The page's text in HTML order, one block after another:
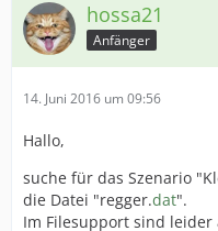
hossa21
Anfänger
14. Juni 2016 um 09:56
Hallo,
suche für das Szenario
die Datei "regger.dat".
Im Filesupport sind